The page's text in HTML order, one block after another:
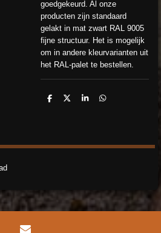
goedgekeurd. Al onze
producten zijn standaard
gelakt in mat zwart RAL 9005
fijne structuur. Het is mogelijk
om in andere kleurvarianten uit
het RAL-palet te bestellen.
D
D
S
D